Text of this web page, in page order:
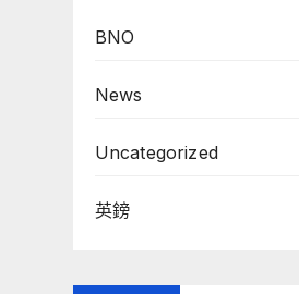
BNO
News
Uncategorized
英鎊